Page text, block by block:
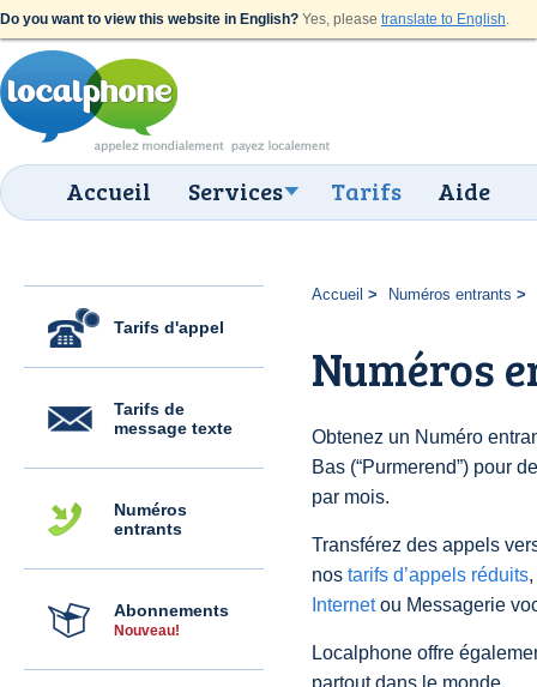
Do you want to view this website in English? Yes, please translate to English.
Accueil Services Tarifs Aide
Tarifs d'appel
Tarifs de
message texte
Numéros
entrants
Abonnements
Nouveau!
Accueil Numéros entrants
Numéros
Obtenez un Numéro
Bas (“Purmerend”) pour
par mois.
Transférez des appels
nos tarifs d’appels réduits
Internetou Messagerie
Localphone offre
partout dans le monde.